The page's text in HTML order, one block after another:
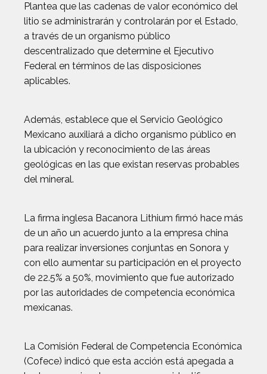
Plantea que las cadenas de valor económico del
litio se administrarán y controlarán por el Estado,
a través de un organismo público
descentralizado que determine el Ejecutivo
Federal en términos de las disposiciones
aplicables.
Además, establece que el Servicio Geológico
Mexicano auxiliará a dicho organismo público en
la ubicación y reconocimiento de las áreas
geológicas en las que existan reservas probables
del mineral.
La firma inglesa Bacanora Lithium firmó hace más
de un año un acuerdo junto a la empresa china
para realizar inversiones conjuntas en Sonora y
con ello aumentar su participación en el proyecto
de 22.5% a 50%, movimiento que fue autorizado
por las autoridades de competencia económica
mexicanas.
La Comisión Federal de Competencia Económica
(Cofece) indicó que esta acción está apegada a